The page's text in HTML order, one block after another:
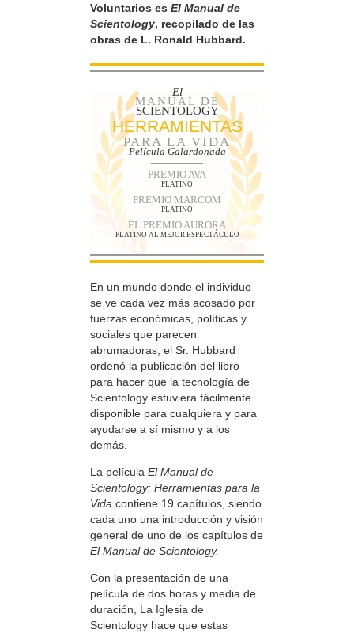
Voluntarios es El Manual de
Scientology, recopilado de las
obras de L. Ronald Hubbard.
El
MANUAL DE
SCIENTOLOGY
HERRAMIENTAS
PARA LA VIDA
Película Galardonada
PREMIO AVA
PLATINO
PREMIO MARCOM
PLATINO
EL PREMIO AURORA
PLATINO AL MEJOR ESPECTÁCULO
En un mundo donde el individuo
se ve cada vez más acosado por
fuerzas económicas, políticas y
sociales que parecen
abrumadoras, el Sr. Hubbard
ordenó la publicación del libro
para hacer que la tecnología de
Scientology estuviera fácilmente
disponible para cualquiera y para
ayudarse a sí mismo y a los
demás.
La película El Manual de
Scientology: Herramientas para la
Vida contiene 19 capítulos, siendo
cada uno una introducción y visión
general de uno de los capítulos de
El Manual de Scientology.
Con la presentación de una
película de dos horas y media de
duración, La Iglesia de
Scientology hace que estas